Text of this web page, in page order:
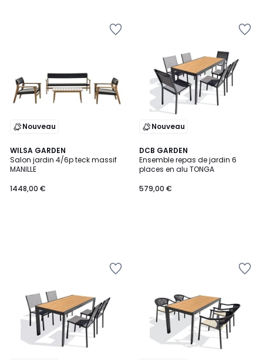
Nouveau
WILSA GARDEN
Salon jardin 4/6p teck massif
MANILLE
1448,00 €
Nouveau
DCB GARDEN
Ensemble repas de jardin 6
places en alu TONGA
579,00 €